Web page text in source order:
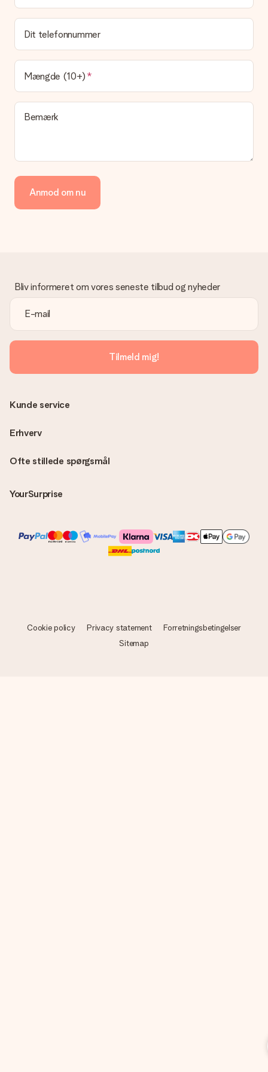
Hvad er leveringstiden, og hvornår modtager jeg min
gave?
Leveringstiden findes på gavens produktside. Du kan stole på,
at vores postfirma leverer din gave på denne dag.
Hvilke leveringsmuligheder kan jeg vælge?
I øjeblikket er det ikke (endnu) muligt at vælge en
leveringsindstilling. Den gave, du vil bestille, sendes enten som
en pakke eller som postkasse levering. Vil du gerne vide
hvilken måde din ordre sendes på? Kontakt venligst vores
Vi tilbyder følgende betalingsmetoder: Dankort, Paypal,
kreditkort, faktura via Klarna eller bankoverførsel. I tilfælde af
manuel betaling overførsel, skal du tage højde for en ekstra 3
venligst vores kundeservice, de hjælper gerne med at finde en
passende løsning.
Er fakturaen sendt sammen med ordren?
Ingen faktura sendes med din ordre. Du modtager altid
fakturaen i bekræftelsesemailen, og du kan altid finde den i din
MySurprise-konto. Det betyder at du kan få gaven leveret
direkte til modtageren, hvilket gør det til en sand
overraskelse!
Dit telefonnummer
Mængde (10+)
Bemærk
Anmod om nu
Bliv informeret om vores seneste tilbud og nyheder
Tilmeld mig!
Ofte stillede spørgsmål
YourSurprise
Kunde service
Erhverv
Cookie policy Privacy statement
Forretningsbetingelser
Sitemap